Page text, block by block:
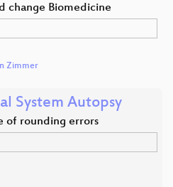
change Biomedicine
Zimmer
System Autopsy
of rounding errors